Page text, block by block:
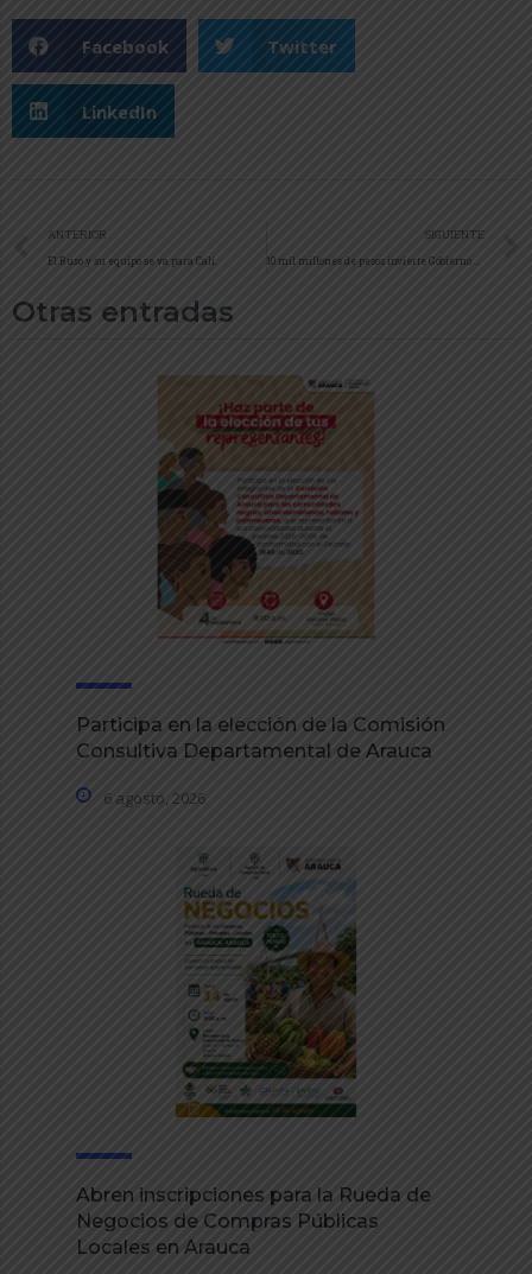
Facebook Twitter
LinkedIn
ANTERIOR
El Ruso y su equipo se va para Cali.
SIGUIENTE
Otras entradas
Participa en la elección de la Comisión
Consultiva Departamental de Arauca
6 agosto, 2026
Abren inscripciones para la Rueda de
Negocios de Compras Públicas
Locales en Arauca